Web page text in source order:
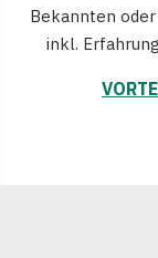
Bekannten
inkl.